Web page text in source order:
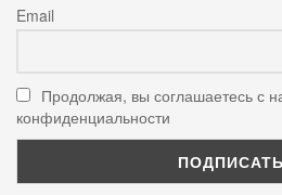
Email
Продолжая, вы соглашаетесь с
конфиденциальности